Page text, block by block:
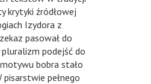
krytyki źródłowej
Izydora z
pasował do
podejść do
bobra stało
pełnego